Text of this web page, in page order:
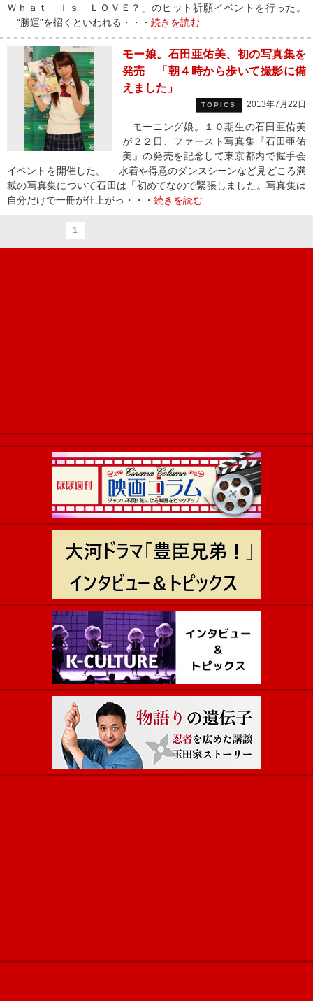
Ｗｈａｔ ｉｓ ＬＯＶＥ？」のヒット祈願イベントを行った。
“勝運”を招くといわれる・・・ 続きを読む
モー娘。石田亜佑美、初の写真集を
発売 「朝４時から歩いて撮影に備
えました」
TOPICS 2013年7月22日
モーニング娘。１０期生の石田亜佑美
が２２日、ファースト写真集『石田亜佑
美』の発売を記念して東京都内で握手会
イベントを開催した。 水着や得意のダンスシーンなど見どころ満
載の写真集について石田は「初めてなので緊張しました。写真集は
自分だけで一冊が仕上がっ・・・ 続きを読む
1